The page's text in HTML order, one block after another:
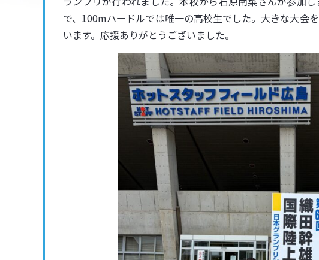
で、100mハードルでは唯一の高校生でした。大きな大会
います。応援ありがとうございました。